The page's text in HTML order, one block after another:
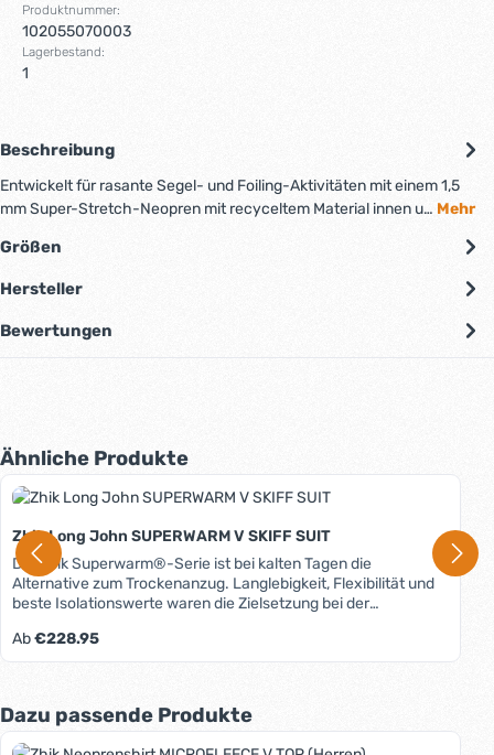
Produktnummer:
102055070003
Lagerbestand:
1
Beschreibung
Entwickelt für rasante Segel- und Foiling-Aktivitäten mit einem 1,5
mm Super-Stretch-Neopren mit recyceltem Material innen u… Mehr
Größen
Hersteller
Bewertungen
Produktgalerie überspringen
Ähnliche Produkte
Zhik Long John SUPERWARM V SKIFF SUIT
Die Zhik Superwarm®-Serie ist bei kalten Tagen die
Alternative zum Trockenanzug. Langlebigkeit, Flexibilität und
beste Isolationswerte waren die Zielsetzung bei der
und bietet so ein Maximum an Bewegungsfreiheit. Die schnell
trocknende und wärmende Fleece-Innenbeschichtung und
wärmsten am Markt. Entworfen wurde der Schnitt unter
Einsatz modernster 3D-Technologie, wodurch
Regulärer Preis:
Ab€228.95
Produktgalerie überspringen
Dazu passende Produkte